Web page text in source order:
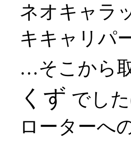
ネオキャラ
キキャリパ
…そこから
くず でした
ローターへ